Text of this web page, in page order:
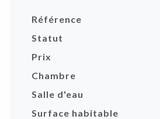
Référence
Statut
Prix
Chambre
Salle d'eau
Surface habitable